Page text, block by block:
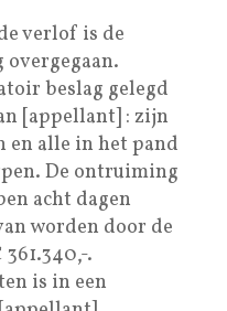
verlof is de
beslag gelegd
[appellant] : zijn
en alle in het pand
De ontruiming
acht dagen
worden door de
.
is in een